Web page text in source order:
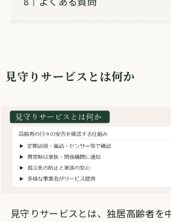
見守りサービスとは何か
見守りサービスとは、独居高齢者を